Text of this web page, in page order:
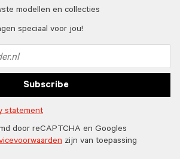
modellen en collecties
speciaal voor jou!
Subscribe
statement
door reCAPTCHA en Googles
zijn van toepassing